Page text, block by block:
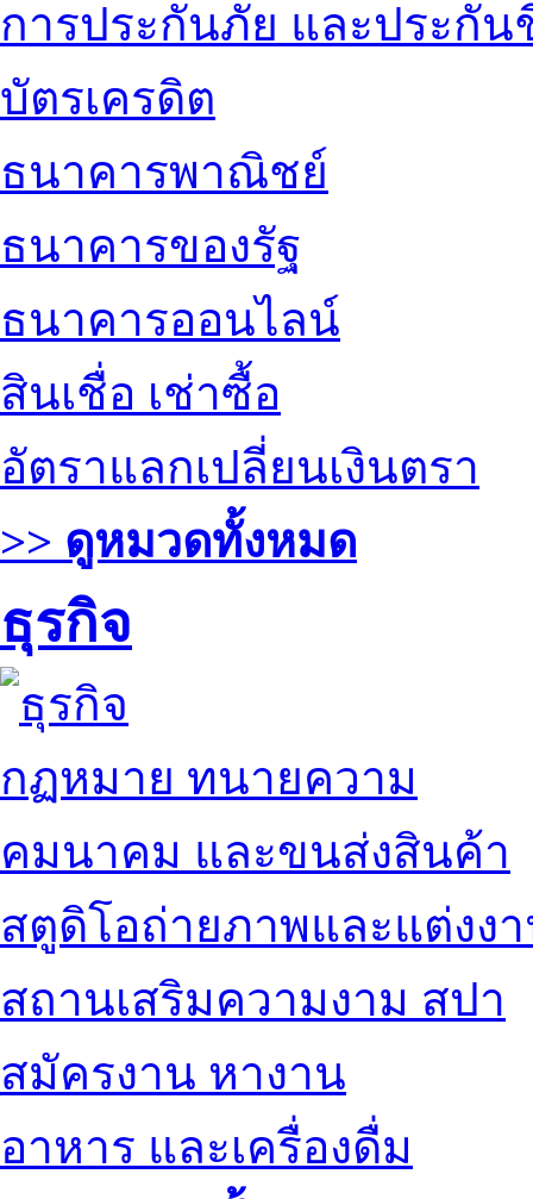
การประกันภัย และประกัน
บัตรเครดิต
ธนาคารพาณิชย์
ธนาคารของรัฐ
ธนาคารออนไลน์
สินเชื่อ เช่าซื้อ
อัตราแลกเปลี่ยนเงินตรา
>> ดูหมวดทั้งหมด
ธุรกิจ
กฏหมาย ทนายความ
คมนาคม และขนส่งสินค้า
สตูดิโอถ่ายภาพและแต่งง
สถานเสริมความงาม สปา
สมัครงาน หางาน
อาหาร และเครื่องดื่ม